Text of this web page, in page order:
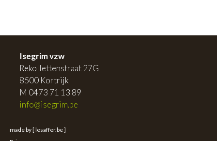
Isegrim vzw
Rekollettenstraat 27G
8500 Kortrijk
M 0473 71 13 89
info@isegrim.be
made by [ lesaffer.be ]